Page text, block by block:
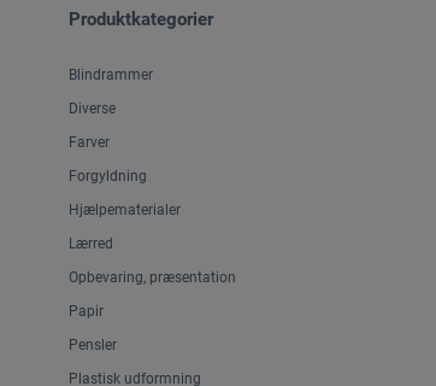
Produktkategorier
Blindrammer
Diverse
Farver
Forgyldning
Hjælpematerialer
Lærred
Opbevaring, præsentation
Papir
Pensler
Plastisk udformning